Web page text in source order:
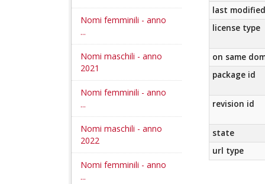
Nomi femminili - anno
...
Nomi maschili - anno
2021
Nomi femminili - anno
...
Nomi maschili - anno
2022
Nomi femminili - anno
...
last modified
license type
on same
package id
revision id
state
url type